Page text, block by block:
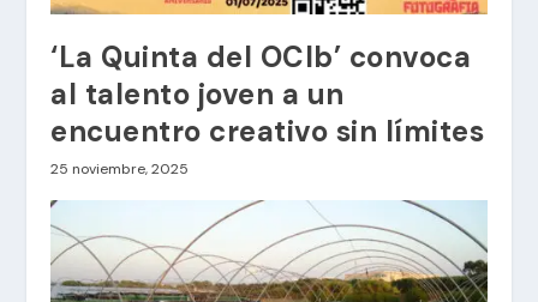
‘La Quinta del OCIb’ convoca
al talento joven a un
encuentro creativo sin límites
25 noviembre, 2025